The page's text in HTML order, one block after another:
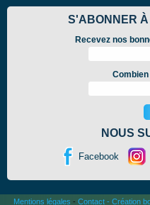
S'ABONNER
Recevez nos
Combien
NOUS
Facebook
Mentions légales - Contact - Création